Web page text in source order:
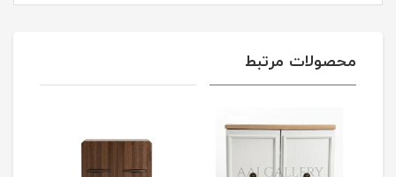
محصولات مرتبط